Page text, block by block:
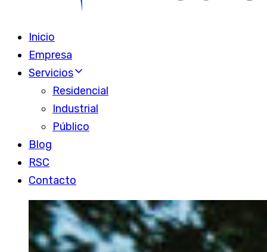
Inicio
Empresa
Servicios
Residencial
Industrial
Público
Blog
RSC
Contacto